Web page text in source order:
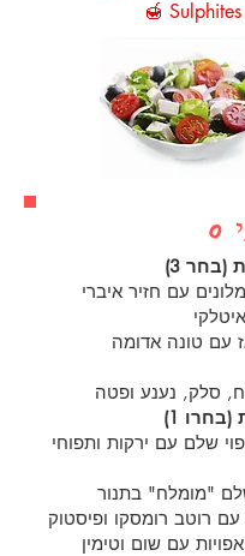
🍯 Sulphites
(בחר 3)
עם חזיר איברי
עם טונה אדומה
סלק, נענע ופטה
1)
שלם עם ירקות ותפוחי
"מומלח" בתנור
עם רוטב רומסקו ופיסטוק
עם שום וטימין